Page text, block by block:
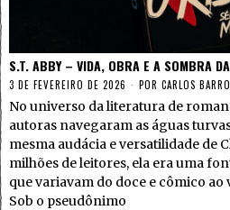
S.T. ABBY – VIDA, OBRA E A SOMBRA
3 DE FEVEREIRO DE 2026 POR CARLOS
No universo da literatura de
autoras navegaram as águas
mesma audácia e versatilidade de
milhões de leitores, ela era uma
que variavam do doce e cômico
Sob o pseudônimo